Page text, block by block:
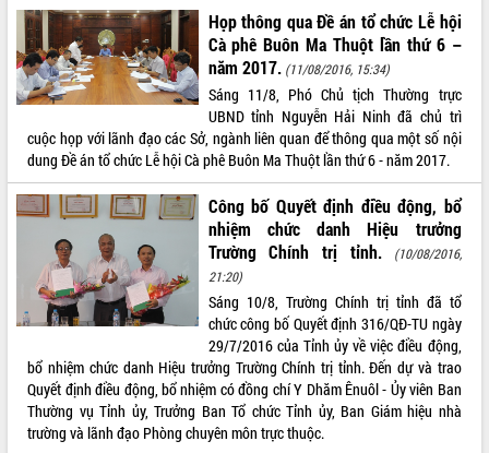
Đắk Lắk ký kết thỏa thuận hợp tác về
chuyển đổi số giai đoạn 2026 – 2030
với Tập đoàn Bưu chính Viễn thông
Việt Nam
Thứ trưởng Bộ Y tế làm việc với tỉnh
Đắk Lắk về phát triển nhân lực y tế
cho trạm y tế cấp xã
Du lịch Đắk Lắk nâng tầm trải nghiệm
du khách thông qua Hệ thống cơ sở dữ
liệu và Bản đồ số
Tập huấn ứng dụng trí tuệ nhân tạo (AI)
trong thương mại điện tử năm 2026
Đoàn đại biểu Quốc hội tỉnh Đắk Lắk
trao đổi thông tin trước Kỳ họp thứ
Quyết liệt cải cách hành chính, khơi
thông nguồn lực phát triển
Nâng cao hiệu lực, hiệu quả HĐND
tỉnh thông qua hiện đại hóa hành chính
Họp thông qua Đề án tổ chức Lễ hội
Cà phê Buôn Ma Thuột lần thứ 6 –
năm 2017. (11/08/2016, 15:34)
Sáng 11/8, Phó Chủ tịch Thường trực
UBND tỉnh Nguyễn Hải Ninh đã chủ trì
cuộc họp với lãnh đạo các Sở, ngành liên quan để thông qua một số nội
dung Đề án tổ chức Lễ hội Cà phê Buôn Ma Thuột lần thứ 6 - năm 2017.
Công bố Quyết định điều động, bổ
nhiệm chức danh Hiệu trưởng
Trường Chính trị tỉnh.
(10/08/2016,
21:20)
Sáng 10/8, Trường Chính trị tỉnh đã tổ
chức công bố Quyết định 316/QĐ-TU ngày
29/7/2016 của Tỉnh ủy về việc điều động,
bổ nhiệm chức danh Hiệu trưởng Trường Chính trị tỉnh. Đến dự và trao
Quyết định điều động, bổ nhiệm có đồng chí Y Dhăm Ênuôl - Ủy viên Ban
Thường vụ Tỉnh ủy, Trưởng Ban Tổ chức Tỉnh ủy, Ban Giám hiệu nhà
trường và lãnh đạo Phòng chuyên môn trực thuộc.